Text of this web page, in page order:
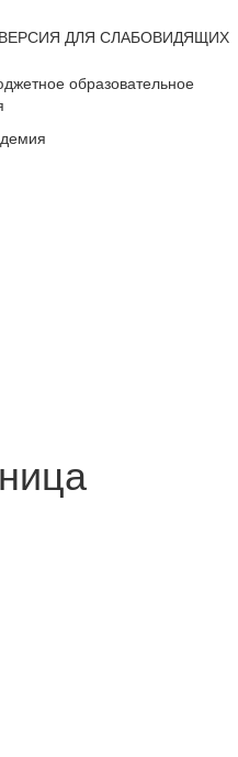
образовательное